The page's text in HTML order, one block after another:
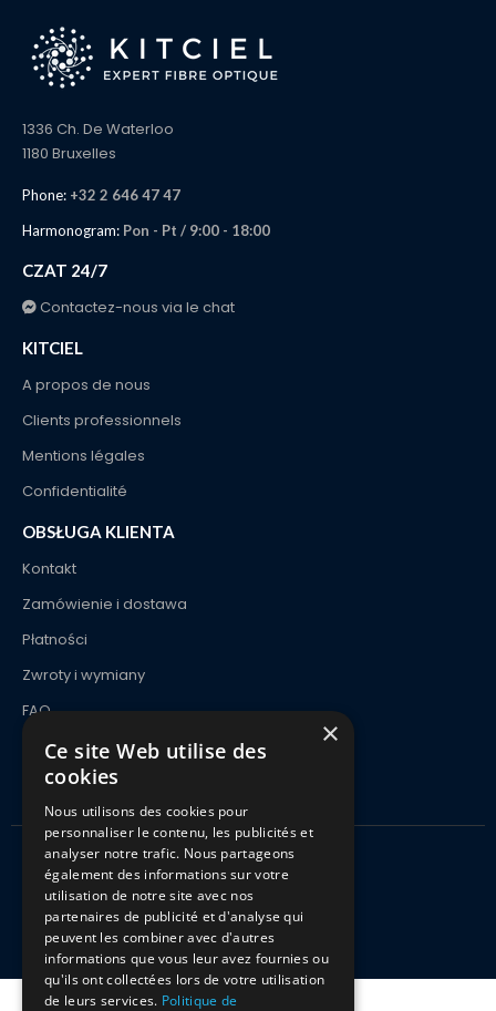
1336 Ch. De Waterloo
1180 Bruxelles
Phone: +32 2 646 47 47
Harmonogram: Pon - Pt / 9:00 - 18:00
CZAT 24/7
Contactez-nous via le chat
KITCIEL
A propos de nous
Clients professionnels
Mentions légales
Confidentialité
OBSŁUGA KLIENTA
Kontakt
Zamówienie i dostawa
Płatności
Zwroty i wymiany
FAQ
Kitciel 2021 Wszelkie prawa zastrzeżone
×
Ce site Web utilise des
cookies
Nous utilisons des cookies pour
personnaliser le contenu, les publicités et
analyser notre trafic. Nous partageons
également des informations sur votre
utilisation de notre site avec nos
partenaires de publicité et d'analyse qui
peuvent les combiner avec d'autres
informations que vous leur avez fournies ou
qu'ils ont collectées lors de votre utilisation
de leurs services. Politique de